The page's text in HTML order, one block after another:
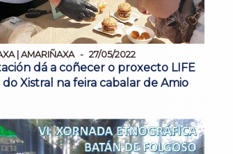
| AMARIÑAXA 27/05/2022
dá a coñecer o proxecto LIFE
do Xistral na feira cabalar de Amio